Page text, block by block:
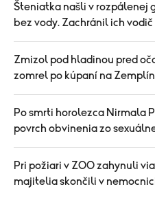
Šteniatka našli v rozpálenej
bez vody. Zachránil ich
Zmizol pod hladinou pred
zomrel po kúpaní na
Po smrti horolezca Nirmala
povrch obvinenia zo
Pri požiari v ZOO zahynuli
majitelia skončili v